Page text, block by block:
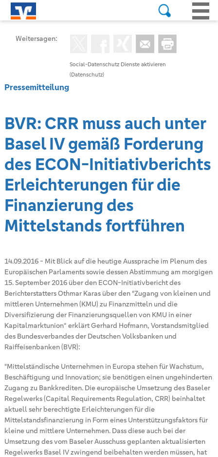
Social-Datenschutz Dienste aktivieren
(Datenschutz)
Weitersagen:
Pressemitteilung
BVR: CRR muss auch unter
Basel IV gemäß Forderung
des ECON-Initiativberichts
Erleichterungen für die
Finanzierung des
Mittelstands fortführen
14.09.2016- Mit Blick auf die heutige Aussprache im Plenum des
Europäischen Parlaments sowie dessen Abstimmung am morgigen
15. September 2016 über den ECON-Initiativbericht des
Berichterstatters Othmar Karas über den "Zugang von kleinen und
mittleren Unternehmen (KMU) zu Finanzmitteln und die
Diversifizierung der Finanzierungsquellen von KMU in einer
Kapitalmarktunion“ erklärt Gerhard Hofmann, Vorstandsmitglied
des Bundesverbandes der Deutschen Volksbanken und
Raiffeisenbanken (BVR):
"Mittelständische Unternehmen in Europa stehen für Wachstum,
Beschäftigung und Innovation; sie benötigen einen ungehinderten
Zugang zu Bankkrediten. Die europäische Umsetzung des Baseler
Regelwerks (Capital Requirements Regulation, CRR) beinhaltet
aktuell sehr berechtigte Erleichterungen für die
Mittelstandsfinanzierung in Form eines Unterstützungsfaktors für
kleine und mittlere Unternehmen. Dass diese auch bei der
Umsetzung des vom Baseler Ausschuss geplanten aktualisierten
Regelwerks Basel IV zwingend beibehalten werden müssen, hat